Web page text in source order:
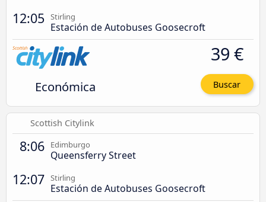
12:05 Stirling
Estación de Autobuses Goosecroft
Económica
39 €
Buscar
Scottish Citylink
8:06 Edimburgo
Queensferry Street
12:07 Stirling
Estación de Autobuses Goosecroft